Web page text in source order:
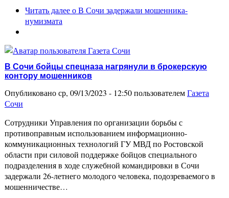
Читать далеео В Сочи задержали мошенника-
нумизмата
В Сочи бойцы спецназа нагрянули в брокерскую
контору мошенников
Опубликовано ср, 09/13/2023 - 12:50 пользователемГазета
Сочи
Сотрудники Управления по организации борьбы с
противоправным использованием информационно-
коммуникационных технологий ГУ МВД по Ростовской
области при силовой поддержке бойцов специального
подразделения в ходе служебной командировки в Сочи
задержали 26-летнего молодого человека, подозреваемого в
мошенничестве…